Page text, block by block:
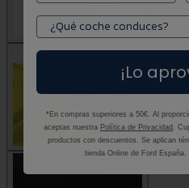
¡Lo
*En compras superiores a 50€. Al
aceptas nuestra Política de Privacidad .
productos con descuentos. Se aplican
tienda Online de Ford